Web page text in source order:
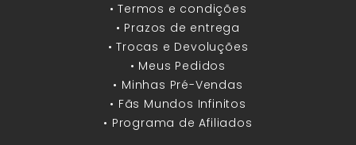
• Termos e condições
• Prazos de entrega
• Trocas e Devoluções
• Meus Pedidos
• Minhas Pré-Vendas
• Fãs Mundos Infinitos
• Programa de Afiliados